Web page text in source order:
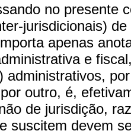
no presente
jurisdicionais)
apenas
e
administrativos,
outro, é,
de jurisdição,
suscitem devem